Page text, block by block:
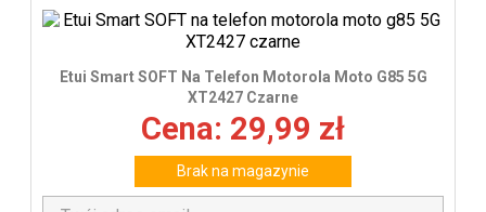
Etui Smart SOFT Na Telefon Motorola Moto G85 5G
XT2427 Czarne
Cena: 29,99 zł
Brak na magazynie